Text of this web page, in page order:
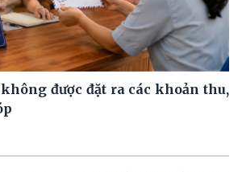
được đặt ra các khoản thu,